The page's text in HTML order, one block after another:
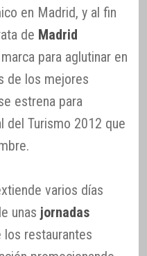
en Madrid, y al fin
de Madrid
para aglutinar en
de los mejores
estrena para
del Turismo 2012 que
varios días
unas jornadas
los restaurantes